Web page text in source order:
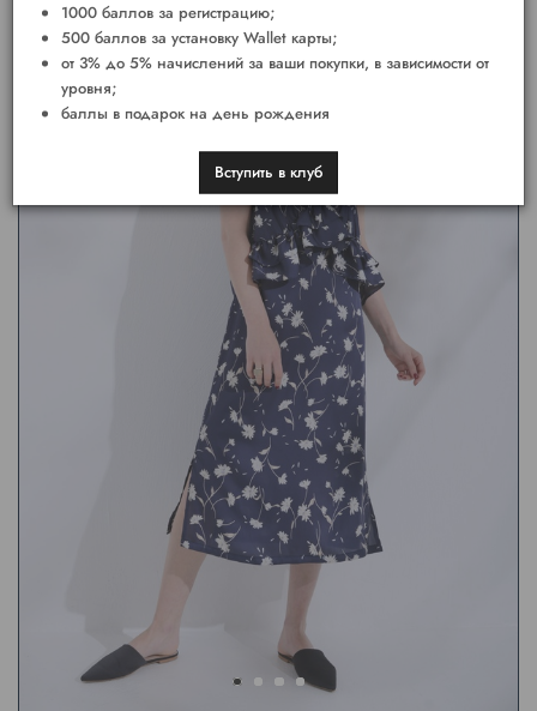
1000 баллов за регистрацию;
500 баллов за установку Wallet карты;
от 3% до 5% начислений за ваши покупки, в зависимости от
уровня;
баллы в подарок на день рождения
Вступить в клуб